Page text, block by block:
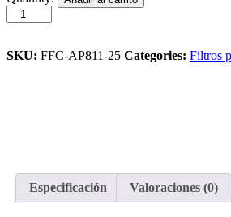
SKU: FFC-AP811-25 Categories: Filtros
Especificación Valoraciones (0)